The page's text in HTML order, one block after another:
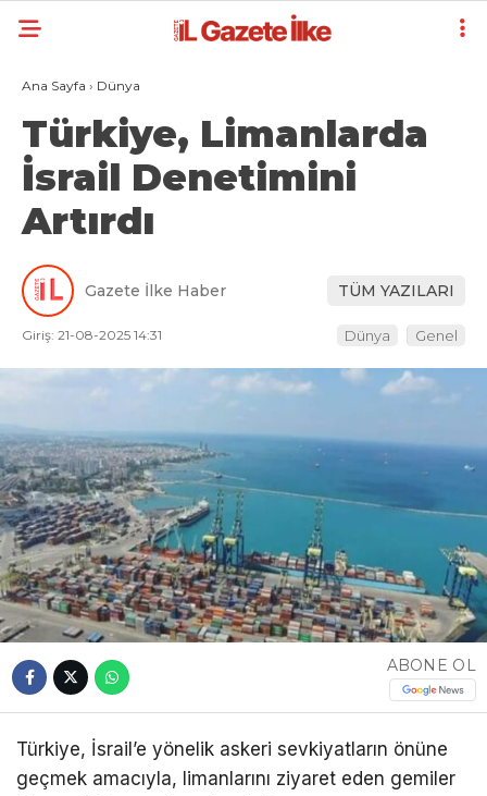
Ana Sayfa › Dünya
Türkiye, Limanlarda
İsrail Denetimini
Artırdı
Gazete İlke Haber TÜM YAZILARI
Giriş: 21-08-2025 14:31 Dünya Genel
ABONE OL
Türkiye, İsrail’e yönelik askeri sevkiyatların önüne
geçmek amacıyla, limanlarını ziyaret eden gemiler